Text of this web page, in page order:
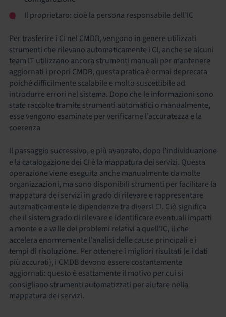
Il proprietaro: cioè la persona responsabile dell’IC
Per trasferire i CI nel CMDB, vengono in genere utilizzati
strumenti che rilevano automaticamente i CI, anche se alcuni
team IT utilizzano ancora strumenti manuali per mantenere
aggiornati i propri CMDB, questa pratica è ormai deprecata
poiché difficilmente scalabile e molto suscettibile ad
introdurre errori nel sistema. Dopo che le informazioni sono
state raccolte tramite strumenti automatici o manualmente,
esse vengono esaminate per verificarne l’accuratezza e la
coerenza
Il passaggio successivo, e più avanzato, dopo l’individuazione
e la catalogazione dei CI è la mappatura dei servizi. Questa
operazione viene eseguita anche manualmente da molte
organizzazioni, ma sono disponibili strumenti per facilitare la
mappatura dei servizi in grado di rilevare e rappresentare
automaticamente le dipendenze tra diversi CI. Ciò significa
che il sistem grado di rilevare e identificare eventuali impatti
a monte e a valle dei problemi relativi a quell’IC, il che
accelera enormemente l’analisi delle cause principali e i
tempi di risoluzione. Per ottenere i migliori risultati (e i dati
più accurati), i CMDB devono essere costantemente
aggiornati: questo è esattamente il motivo per cui si
consigliano strumenti automatizzati per aiutare nella
mappatura dei servizi.